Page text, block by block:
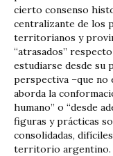
cierto consenso
centralizante de los
territorianos y
“atrasados”
estudiarse desde su
perspectiva –que no
aborda la
humano” o “desde
figuras y prácticas
consolidadas,
territorio argentino.